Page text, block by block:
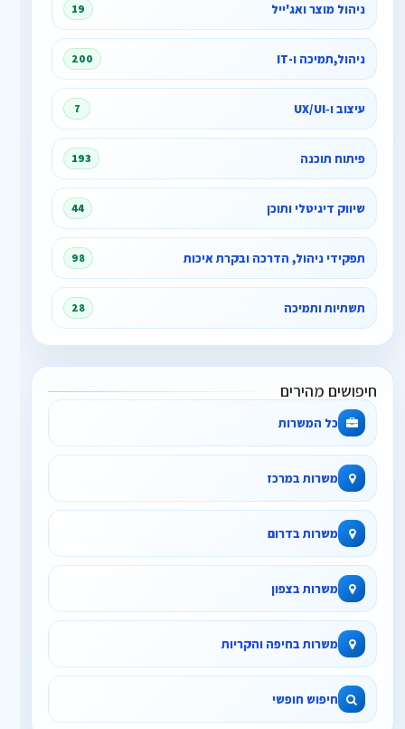
ניהול מוצר ואג'ייל 19
ניהול,תמיכה ו-IT 200
עיצוב ו‑UX/UI 7
פיתוח תוכנה 193
שיווק דיגיטלי ותוכן 44
תפקידי ניהול, הדרכה ובקרת איכות 98
תשתיות ותמיכה 28
חיפושים מהירים
כל המשרות
משרות במרכז
משרות בדרום
משרות בצפון
משרות בחיפה והקריות
חיפוש חופשי